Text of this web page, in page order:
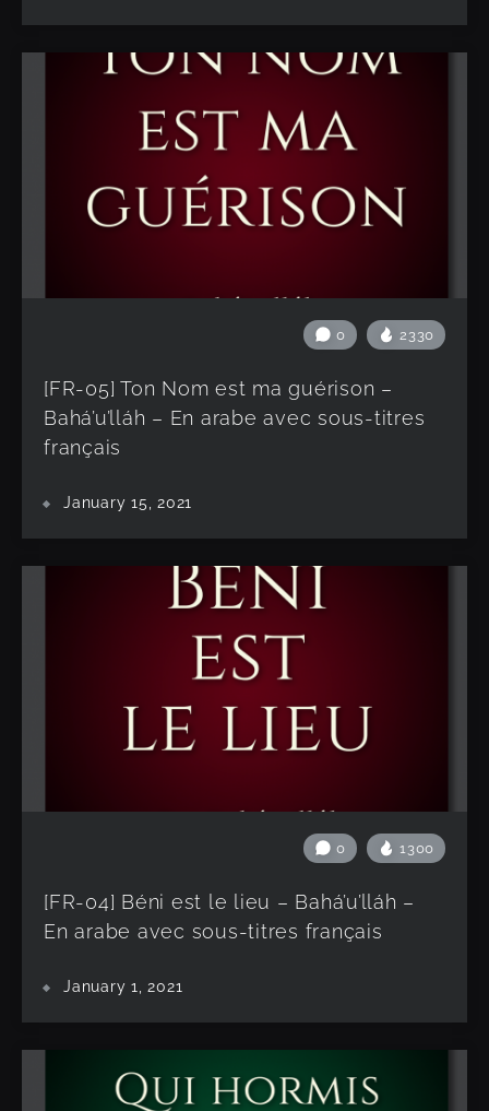
0 2330
[FR-05] Ton Nom est ma guérison –
Bahá’u’lláh – En arabe avec sous-titres
français
January 15, 2021
0 1300
[FR-04] Béni est le lieu – Bahá’u’lláh –
En arabe avec sous-titres français
January 1, 2021